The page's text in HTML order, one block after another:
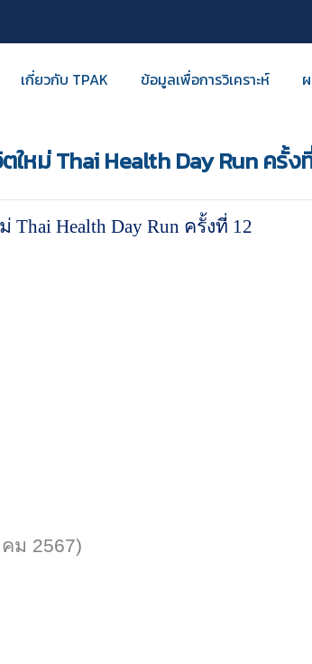
เกี่ยวกับ TPAK ข้อมูลเพื่อการวิเคราะห์
ม่ Thai Health Day Run ครั้ง
Thai Health Day Run ครั้งที่ 12
ม 2567)